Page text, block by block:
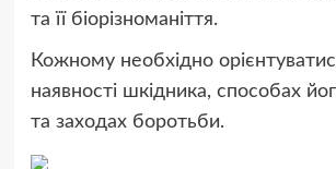
та її біорізноманіття.
Кожному необхідно
наявності шкідника, способах
та заходах боротьби.